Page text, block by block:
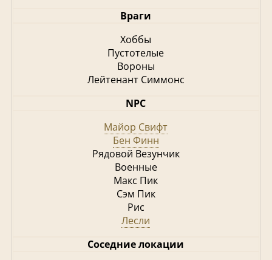
Враги
Хоббы
Пустотелые
Вороны
Лейтенант Симмонс
NPC
Майор Свифт
Бен Финн
Рядовой Везунчик
Военные
Макс Пик
Сэм Пик
Рис
Лесли
Соседние локации